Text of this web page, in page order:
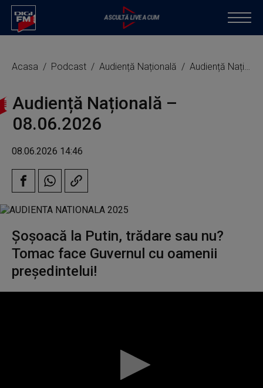
Acasa Podcast Audiență Națională Audiență Națională – 08.06.2026
Audiență Națională –
08.06.2026
08.06.2026 14:46
Șoșoacă la Putin, trădare sau nu?
Tomac face Guvernul cu oamenii
președintelui!